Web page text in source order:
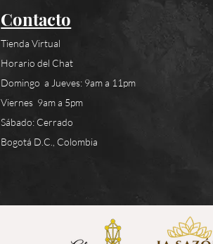
Contacto
Tienda Virtual
Horario del Chat
Domingo a Jueves: 9am a 11pm
Viernes 9am a 5pm
Sábado: Cerrado
Bogotá D.C., Colombia